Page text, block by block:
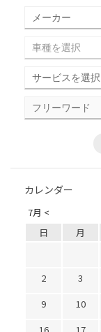
カレンダー
7月 <
日 月
2
3
9
10